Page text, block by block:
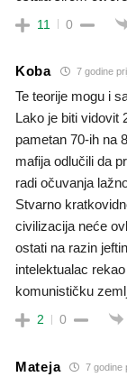
11 0
Koba 7 godine
Te teorije mogu i
Lako je biti vidovit
pametan 70-ih na
mafija odlučili da
radi očuvanja
Stvarno
civilizacija neće
ostati na razin
intelektualac
komunističku
2 0
Mateja 7 godine